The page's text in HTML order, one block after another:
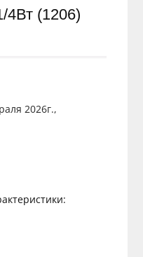
4Вт (1206)
2026г.,